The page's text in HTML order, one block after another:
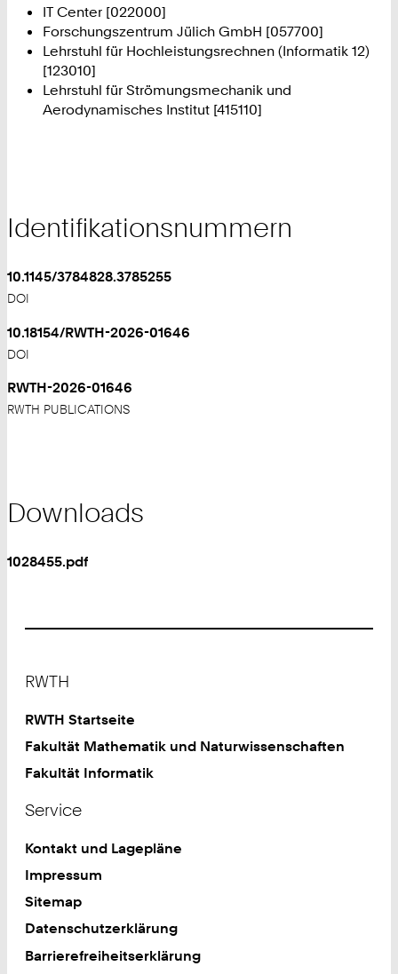
IT Center [022000]
Forschungszentrum Jülich GmbH [057700]
Lehrstuhl für Hochleistungsrechnen (Informatik 12)
[123010]
Lehrstuhl für Strömungsmechanik und
Aerodynamisches Institut [415110]
Identifikationsnummern
10.1145/3784828.3785255
DOI
10.18154/RWTH-2026-01646
DOI
RWTH-2026-01646
RWTH PUBLICATIONS
Downloads
1028455.pdf
RWTH
RWTH Startseite
Fakultät Mathematik und Naturwissenschaften
Fakultät Informatik
Service
Kontakt und Lagepläne
Impressum
Sitemap
Datenschutzerklärung
Barrierefreiheitserklärung